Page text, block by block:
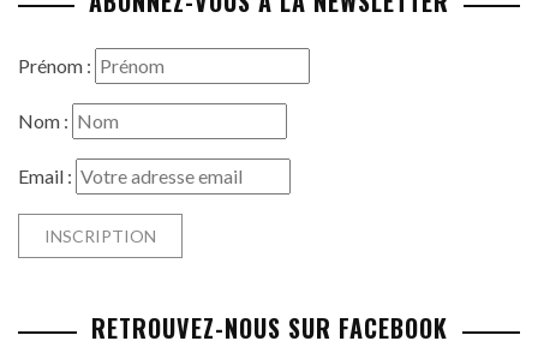
Prénom :
Nom :
Email :
RETROUVEZ-NOUS SUR FACEBOOK